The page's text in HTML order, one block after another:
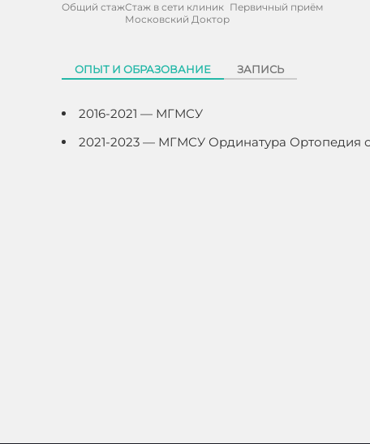
Общий стажСтаж в сети клиник
Московский Доктор
Первичный приём
ОПЫТ И ОБРАЗОВАНИЕ ЗАПИСЬ
2016-2021 — МГМСУ
2021-2023 — МГМСУ Ординатура Ортопедия